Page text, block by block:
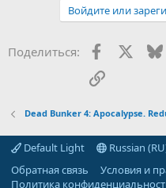
Войдите или
Поделиться: Facebook
X
Ссылка
Dead Bunker 4: Apocalypse.
Default Light
Russian
Обратная связь
Условия и
Политика